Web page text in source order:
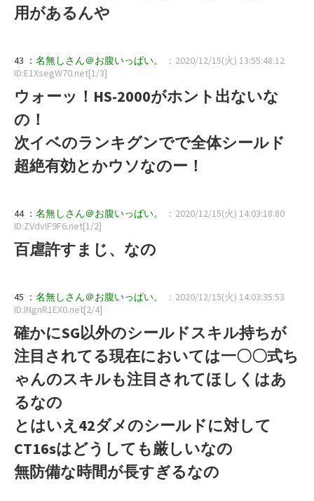
用があるんや
43 ： 名無しさん＠お腹いっぱい。
：2020/12/15(火) 13:55:48.12
ID:E1XsegW70.net[1/3]
ウォーッ！HS-2000がホント出ないな
の！
次イベのランキグンでで全体シールド
超絶有効とかウソなのー！
44 ： 名無しさん＠お腹いっぱい。
：2020/12/15(火) 14:03:18.80
ID:ZVdvIF9F6.net[1/2]
百虐許すまじ、なの
45 ： 名無しさん＠お腹いっぱい。
：2020/12/15(火) 14:03:35.53
ID:INgnR1EX0.net[2/4]
確かにSG以外のシールドスキル持ちが
注目されてる現在においては一〇〇式ち
ゃんのスキルも注目されてほしくはあ
るなの
とはいえ42ダメのシールドに対して
CT16sはどうしても厳しいなの
無防備な時間が長すぎるなの